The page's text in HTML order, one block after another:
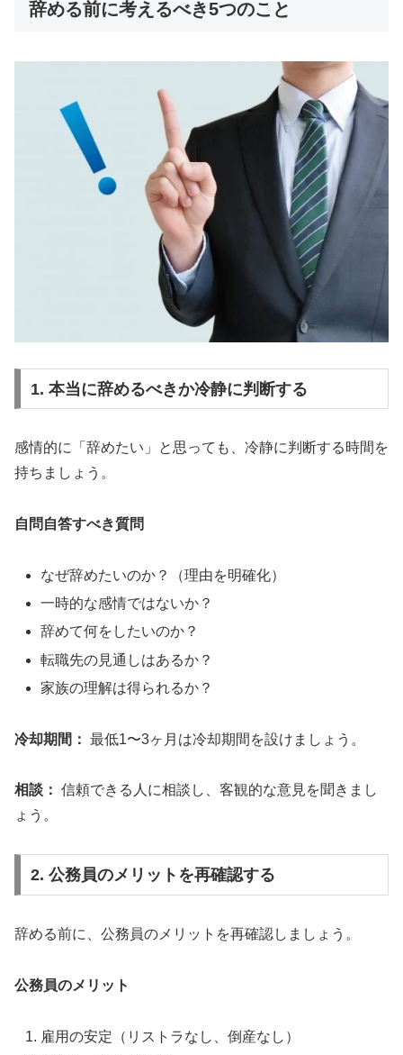
辞める前に考えるべき5つのこと
1. 本当に辞めるべきか冷静に判断する
感情的に「辞めたい」と思っても、冷静に判断する時間を
持ちましょう。
自問自答すべき質問
なぜ辞めたいのか？（理由を明確化）
一時的な感情ではないか？
辞めて何をしたいのか？
転職先の見通しはあるか？
家族の理解は得られるか？
冷却期間： 最低1〜3ヶ月は冷却期間を設けましょう。
相談： 信頼できる人に相談し、客観的な意見を聞きまし
ょう。
2. 公務員のメリットを再確認する
辞める前に、公務員のメリットを再確認しましょう。
公務員のメリット
雇用の安定（リストラなし、倒産なし）